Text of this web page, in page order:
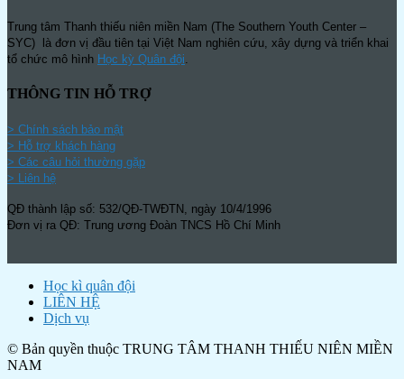
Trung tâm Thanh thiếu niên miền Nam (The Southern Youth Center –
SYC) là đơn vị đầu tiên tại Việt Nam nghiên cứu, xây dựng và triển khai
tổ chức mô hình Học kỳ Quân đội
THÔNG TIN HỖ TRỢ
> Chính sách bảo mật
> Hỗ trợ khách hàng
> Các câu hỏi thường gặp
> Liên hệ
QĐ thành lập số: 532/QĐ-TWĐTN, ngày 10/4/1996
Đơn vị ra QĐ: Trung ương Đoàn TNCS Hồ Chí Minh
Học kì quân đội
LIÊN HỆ
Dịch vụ
© Bản quyền thuộc TRUNG TÂM THANH THIẾU NIÊN MIỀN
NAM